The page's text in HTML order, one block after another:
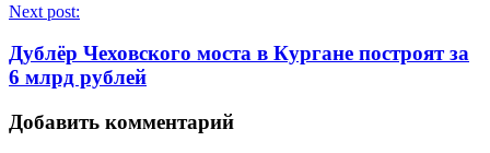
Next post:
Дублёр Чеховского моста в Кургане построят за
6 млрд рублей
Добавить комментарий